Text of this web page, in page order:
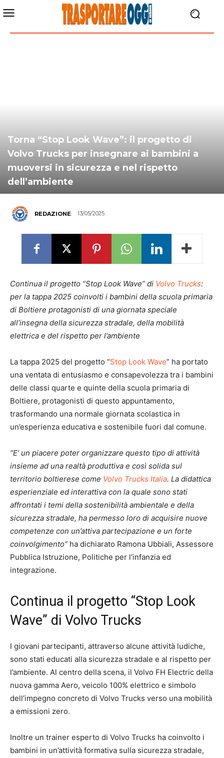
Torna “Stop Look Wave”: il progetto di
Volvo Trucks per insegnare ai bambini a
muoversi in sicurezza e nel rispetto
dell’ambiente
REDAZIONE 13/05/2025
Continua il progetto “Stop Look Wave” di Volvo Trucks:
per la tappa 2025 coinvolti i bambini della scuola primaria
di Boltiere protagonisti di una giornata speciale
all’insegna della sicurezza stradale, della mobilità
elettrica e del rispetto per l’ambiente
La tappa 2025 del progetto “Stop Look Wave” ha portato
una ventata di entusiasmo e consapevolezza tra i bambini
delle classi quarte e quinte della scuola primaria di
Boltiere, protagonisti di questo appuntamento,
trasformando una normale giornata scolastica in
un’esperienza educativa e sostenibile fuori dal comune.
“E’ un piacere poter organizzare questo tipo di attività
insieme ad una realtà produttiva e così solida sul
territorio boltierese come Volvo Trucks Italia. La didattica
esperienziale ed interattiva con la quale sono stati
affrontati i temi della sostenibilità ambientale e della
sicurezza stradale, ha permesso loro di acquisire nuove
competenze con un’attiva partecipazione e un forte
coinvolgimento” ha dichiarato Ramona Ubbiali, Assessore
Pubblica Istruzione, Politiche per l’infanzia ed
integrazione.
Continua il progetto “Stop Look
Wave” di Volvo Trucks
I giovani partecipanti, attraverso alcune attività ludiche,
sono stati educati alla sicurezza stradale e al rispetto per
l’ambiente. Al centro della scena, il Volvo FH Electric della
nuova gamma Aero, veicolo 100% elettrico e simbolo
dell’impegno concreto di Volvo Trucks verso una mobilità
a emissioni zero.
Inoltre un trainer esperto di Volvo Trucks ha coinvolto i
bambini in un’attività formativa sulla sicurezza stradale,